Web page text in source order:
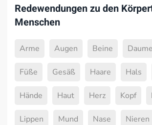
Redewendungen zu den
Menschen
Arme Augen Beine
Füße Gesäß Haare Hals
Hände Haut Herz Kopf
Lippen Mund Nase Nieren